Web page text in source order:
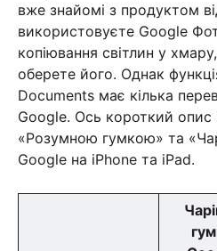
вже знайомі з продуктом
використовуєте Google
копіювання світлин у
оберете його. Однак
Documents має кілька
Google. Ось короткий опис
«Розумною гумкою» та
Google на iPhone та iPad.